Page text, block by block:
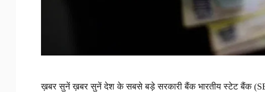
ख़बर सुनें ख़बर सुनें देश के सबसे बड़े सरकारी बैंक भारतीय स्टेट बैंक